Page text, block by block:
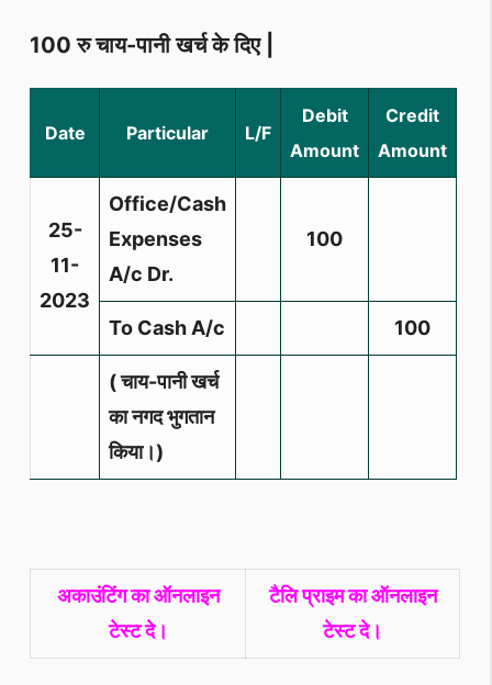
100 रु चाय-पानी खर्च के दिए |
Date Particular L/F
Debit
Amount
Credit
Amount
25-
11-
2023
Office/Cash
Expenses
A/c Dr.
100
To Cash A/c 100
( चाय-पानी खर्च
का नगद भुगतान
किया।)
अकाउंटिंग का ऑनलाइन
टेस्ट दे।
टैलि प्राइम का ऑनलाइन
टेस्ट दे।